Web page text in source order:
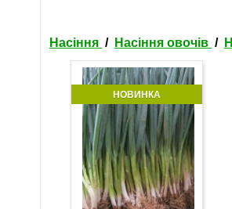
Насіння / Насіння овочів /
НОВИНКА